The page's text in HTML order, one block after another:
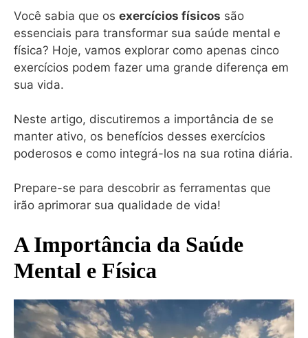
Você sabia que os exercícios físicos são
essenciais para transformar sua saúde mental e
física? Hoje, vamos explorar como apenas cinco
exercícios podem fazer uma grande diferença em
sua vida.
Neste artigo, discutiremos a importância de se
manter ativo, os benefícios desses exercícios
poderosos e como integrá-los na sua rotina diária.
Prepare-se para descobrir as ferramentas que
irão aprimorar sua qualidade de vida!
A Importância da Saúde
Mental e Física